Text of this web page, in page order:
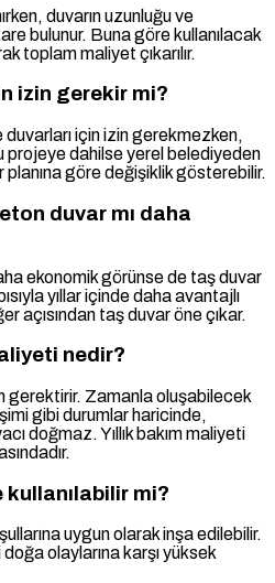
duvarın uzunluğu ve
bulunur. Buna göre kullanılacak
toplam maliyet çıkarılır.
izin gerekir mi?
için izin gerekmezken,
projeye dahilse yerel belediyeden
planına göre değişiklik gösterebilir.
duvar mı daha
ekonomik görünse de taş duvar
yıllar içinde daha avantajlı
açısından taş duvar öne çıkar.
nedir?
gerektirir. Zamanla oluşabilecek
gibi durumlar haricinde,
doğmaz. Yıllık bakım maliyeti
mi?
uygun olarak inşa edilebilir.
olaylarına karşı yüksek